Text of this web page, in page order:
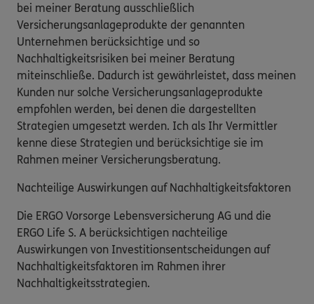
bei meiner Beratung ausschließlich
Versicherungsanlageprodukte der genannten
Unternehmen berücksichtige und so
Nachhaltigkeitsrisiken bei meiner Beratung
miteinschließe. Dadurch ist gewährleistet, dass meinen
Kunden nur solche Versicherungsanlageprodukte
empfohlen werden, bei denen die dargestellten
Strategien umgesetzt werden. Ich als Ihr Vermittler
kenne diese Strategien und berücksichtige sie im
Rahmen meiner Versicherungsberatung.
Nachteilige Auswirkungen auf Nachhaltigkeitsfaktoren
Die ERGO Vorsorge Lebensversicherung AG und die
ERGO Life S. A berücksichtigen nachteilige
Auswirkungen von Investitionsentscheidungen auf
Nachhaltigkeitsfaktoren im Rahmen ihrer
Nachhaltigkeitsstrategien.